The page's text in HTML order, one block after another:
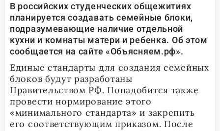
В российских студенческих общежитиях
планируется создавать семейные блоки,
подразумевающие наличие отдельной
кухни и комнаты матери и ребенка. Об этом
сообщается на сайте «Объясняем.рф».
Единые стандарты для создания семейных
блоков будут разработаны
Правительством РФ. Понадобится также
провести нормирование этого
«минимального стандарта» и закрепить
его соответствующим приказом. После